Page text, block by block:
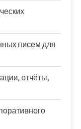
писем для
отчёты,